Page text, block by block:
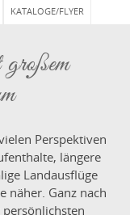
KATALOGE/FLYER
Perspektiven
längere
Landausflüge
näher. Ganz nach